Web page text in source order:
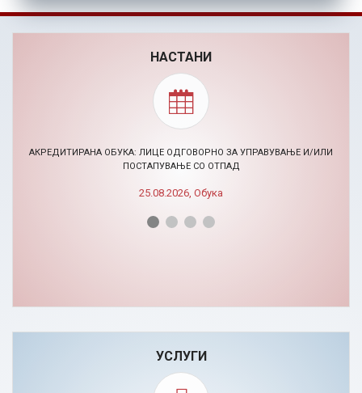
НАСТАНИ
BIZHACK AI МАРКЕТИНГ ХАКАТОН (24-26.11.2026)
УСЛУГИ